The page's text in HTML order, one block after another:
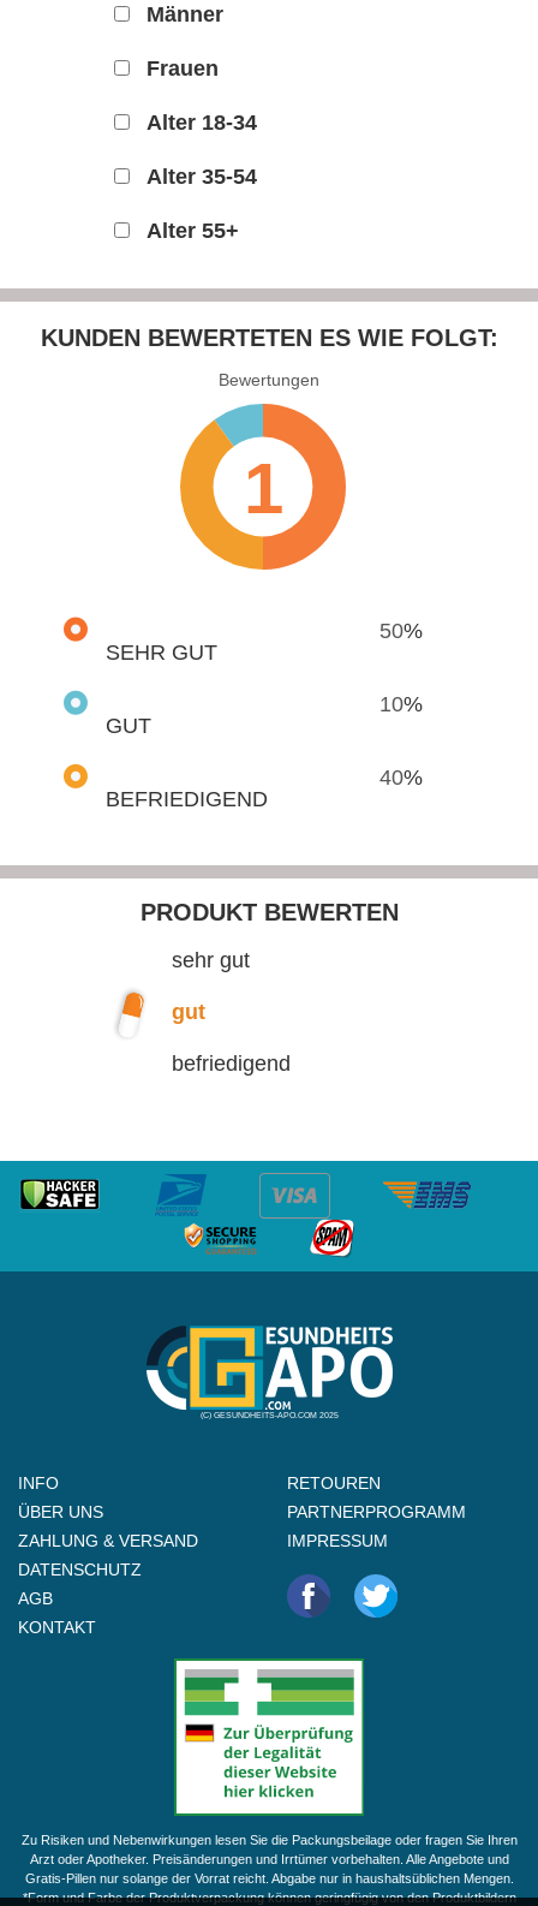
Männer
Frauen
Alter 18-34
Alter 35-54
Alter 55+
KUNDEN BEWERTETEN ES WIE FOLGT:
Bewertungen
1
SEHR GUT
50%
GUT
10%
BEFRIEDIGEND
40%
PRODUKT BEWERTEN
sehr gut
gut
befriedigend
(C) GESUNDHEITS-APO.COM 2025
INFO
ÜBER UNS
ZAHLUNG & VERSAND
DATENSCHUTZ
AGB
KONTAKT
RETOUREN
PARTNERPROGRAMM
IMPRESSUM
Zu Risiken und Nebenwirkungen lesen Sie die Packungsbeilage oder fragen Sie Ihren
Arzt oder Apotheker. Preisänderungen und Irrtümer vorbehalten. Alle Angebote und
Gratis-Pillen nur solange der Vorrat reicht. Abgabe nur in haushaltsüblichen Mengen.
*Form und Farbe der Produktverpackung können geringfügig von den Produktbildern